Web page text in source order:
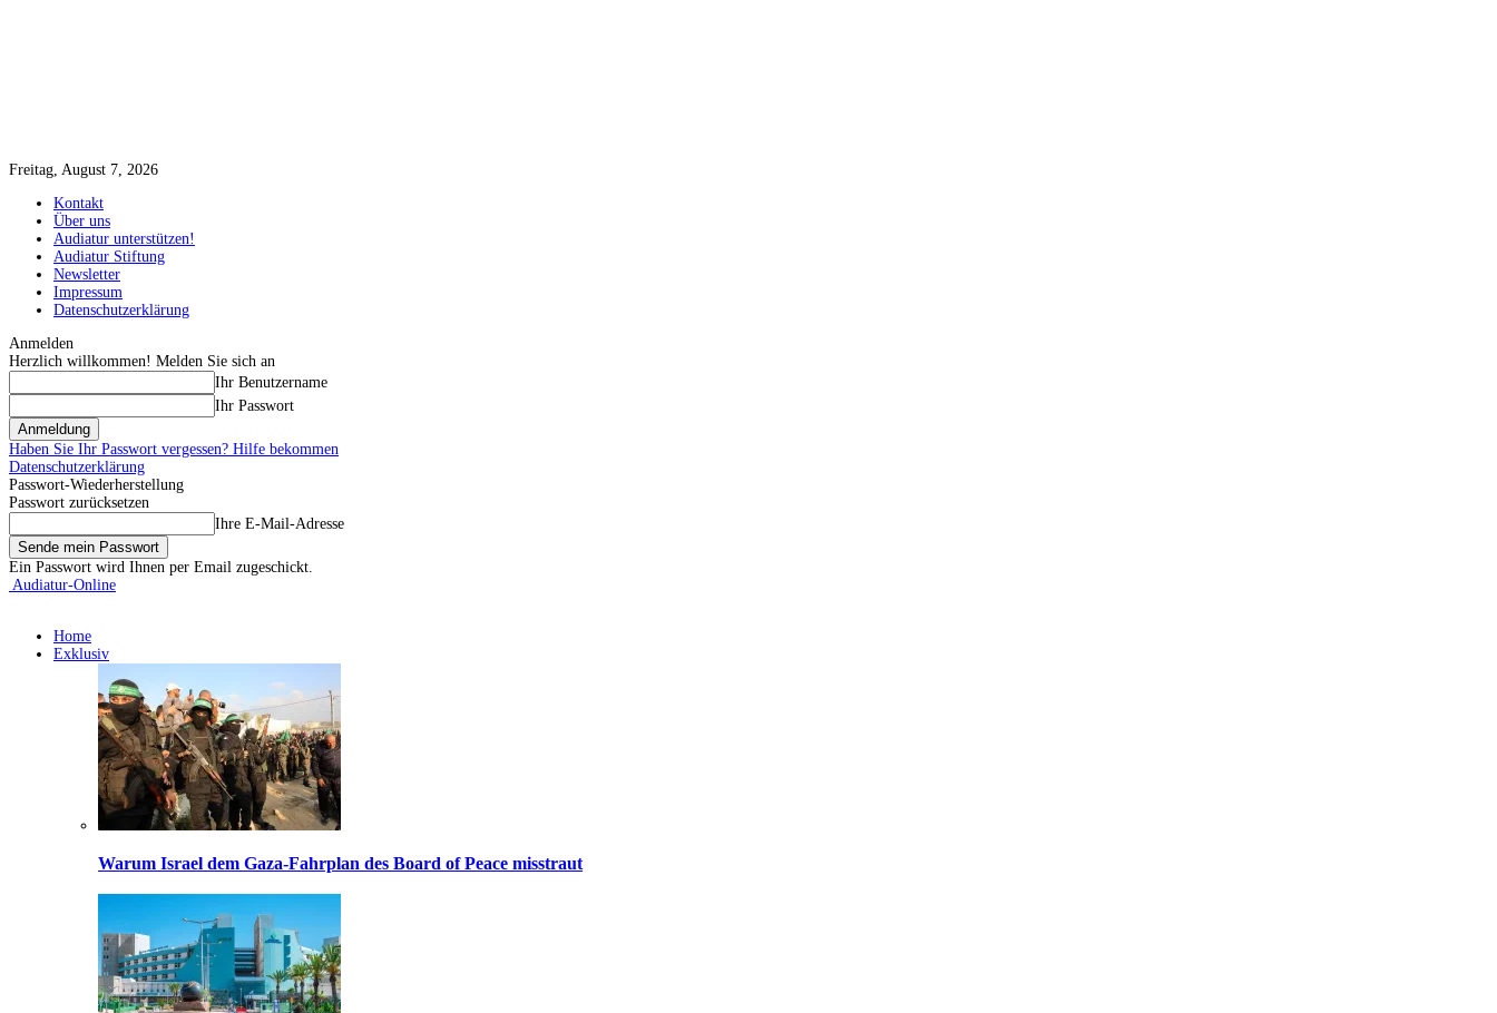
Freitag, August 7, 2026
Kontakt
Über uns
Audiatur unterstützen!
Audiatur Stiftung
Newsletter
Impressum
Datenschutzerklärung
Anmelden
Herzlich willkommen! Melden Sie sich an
Ihr Benutzername
Ihr Passwort
Haben Sie Ihr Passwort vergessen? Hilfe bekommen
Datenschutzerklärung
Passwort-Wiederherstellung
Passwort zurücksetzen
Ihre E-Mail-Adresse
Ein Passwort wird Ihnen per Email zugeschickt.
Audiatur-Online
Home
Exklusiv
Warum Israel dem Gaza-Fahrplan des Board of Peace misstraut